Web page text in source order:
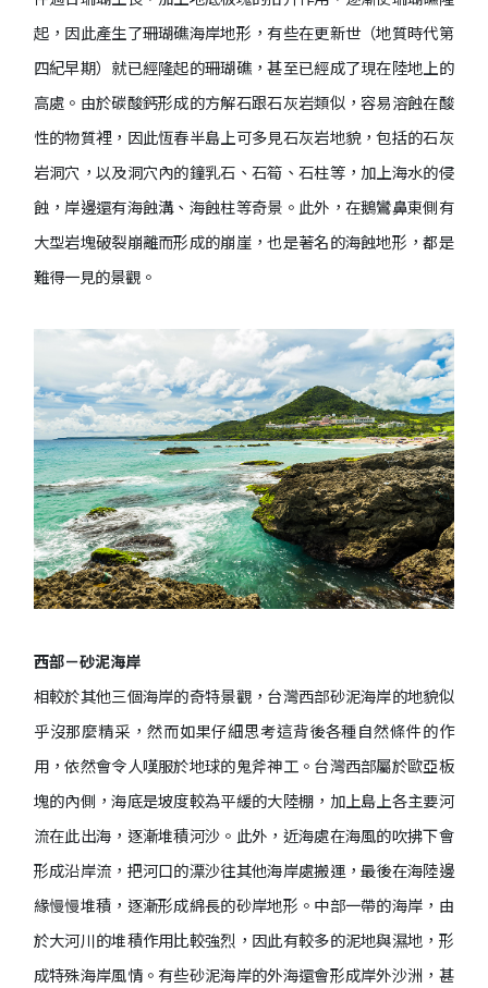
起，因此產生了珊瑚礁海岸地形，有些在更新世（地質時代第
四紀早期）就已經隆起的珊瑚礁，甚至已經成了現在陸地上的
高處。由於碳酸鈣形成的方解石跟石灰岩類似，容易溶蝕在酸
性的物質裡，因此恆春半島上可多見石灰岩地貌，包括的石灰
岩洞穴，以及洞穴內的鐘乳石、石筍、石柱等，加上海水的侵
蝕，岸邊還有海蝕溝、海蝕柱等奇景。此外，在鵝鸞鼻東側有
大型岩塊破裂崩離而形成的崩崖，也是著名的海蝕地形，都是
難得一見的景觀。
西部－砂泥海岸
相較於其他三個海岸的奇特景觀，台灣西部砂泥海岸的地貌似
乎沒那麼精采，然而如果仔細思考這背後各種自然條件的作
用，依然會令人嘆服於地球的鬼斧神工。台灣西部屬於歐亞板
塊的內側，海底是坡度較為平緩的大陸棚，加上島上各主要河
流在此出海，逐漸堆積河沙。此外，近海處在海風的吹拂下會
形成沿岸流，把河口的漂沙往其他海岸處搬運，最後在海陸邊
緣慢慢堆積，逐漸形成綿長的砂岸地形。中部一帶的海岸，由
於大河川的堆積作用比較強烈，因此有較多的泥地與濕地，形
成特殊海岸風情。有些砂泥海岸的外海還會形成岸外沙洲，甚